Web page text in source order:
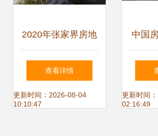
2020年张家界房地
产开发投资增幅跃
居全省第一，物业
查看详情
更新时间：2026-08-04
10:10:47
中国
团的
展
更新时间
02:16:49